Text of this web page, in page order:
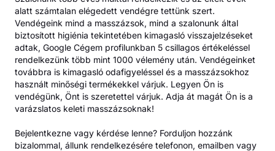
alatt számtalan elégedett vendégre tettünk szert.
Vendégeink mind a masszázsok, mind a szalonunk által
biztosított higiénia tekintetében kimagasló visszajelzéseket
adtak, Google Cégem profilunkban 5 csillagos értékeléssel
rendelkezünk több mint 1000 vélemény után. Vendégeinket
továbbra is kimagasló odafigyeléssel és a masszázsokhoz
használt minőségi termékekkel várjuk. Legyen Ön is
vendégünk, Önt is szeretettel várjuk. Adja át magát Ön is a
varázslatos keleti masszázsoknak!
Bejelentkezne vagy kérdése lenne? Forduljon hozzánk
bizalommal, állunk rendelkezésére telefonon, emailben vagy